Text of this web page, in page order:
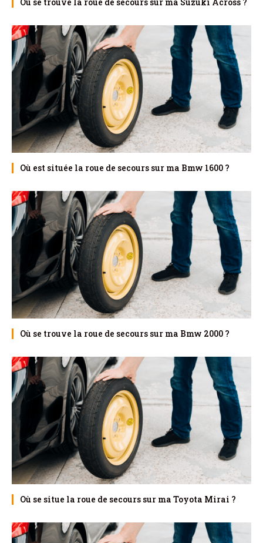
Où est située la roue de secours sur ma Bmw 1600 ?
Où se trouve la roue de secours sur ma Bmw 2000 ?
Où se situe la roue de secours sur ma Toyota Mirai ?